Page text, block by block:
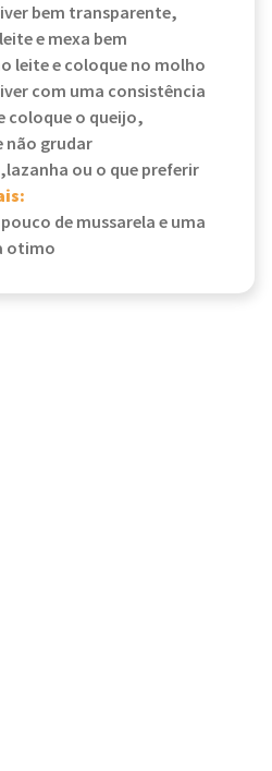
bem transparente,
e mexa bem
leite e coloque no molho
com uma consistência
coloque o queijo,
não grudar
ou o que preferir
de mussarela e uma
otimo